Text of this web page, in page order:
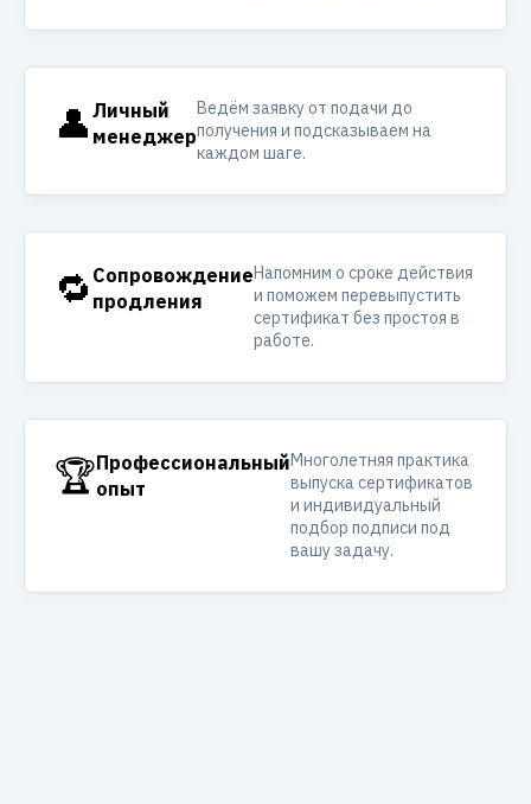
👤 Личный
менеджер
Ведём заявку от подачи до
получения и подсказываем на
каждом шаге.
🔁 Сопровождение
продления
Напомним о сроке действия
и поможем перевыпустить
сертификат без простоя в
работе.
🏆Профессиональный
опыт
Многолетняя практика
выпуска сертификатов
и индивидуальный
подбор подписи под
вашу задачу.